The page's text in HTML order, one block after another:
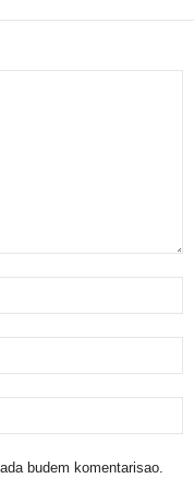
budem komentarisao.